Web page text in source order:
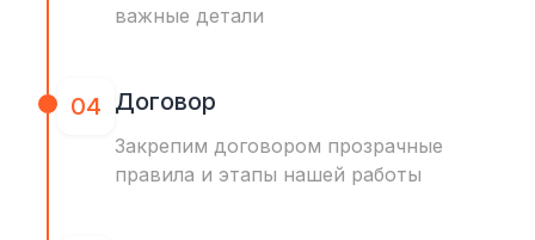
важные детали
04 Договор
Закрепим договором прозрачные
правила и этапы нашей работы